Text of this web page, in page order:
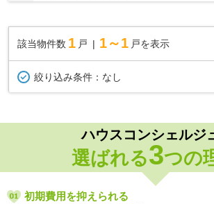
該当物件数 1 戸 1～1 戸を表示
絞り込み条件： なし
ハウスコンシェルジ
選ばれる3つの
初期費用を抑えられる